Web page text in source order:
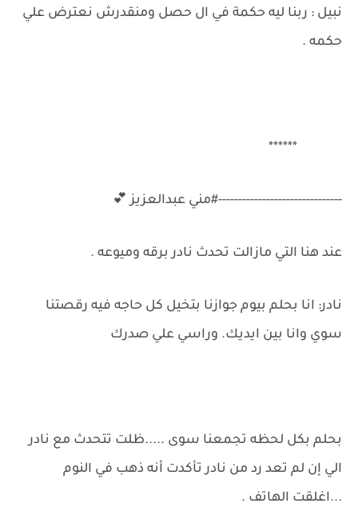
نبيل : ربنا ليه حكمة في ال حصل ومنقدرش نعترض علي
حكمه .
******
-------------------------------#مني عبدالعزيز 💕
عند هنا التي مازالت تحدث نادر برقه وميوعه .
نادر: انا بحلم بيوم جوازنا بتخيل كل حاجه فيه رقصتنا
سوي وانا بين ايديك. وراسي علي صدرك
بحلم بكل لحظه تجمعنا سوى .....ظلت تتحدث مع نادر
الي إن لم تعد رد من نادر تأكدت أنه ذهب في النوم
...اغلقت الهاتف .